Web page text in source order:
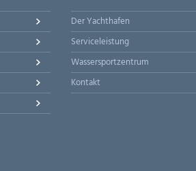
Der Yachthafen
Serviceleistung
Wassersportzentrum
Kontakt